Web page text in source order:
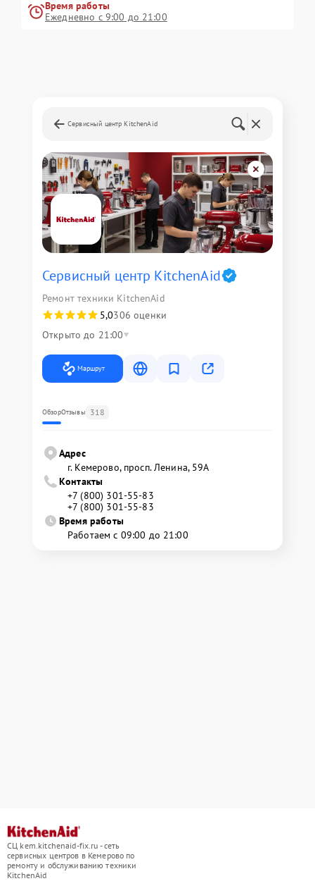
Время работы
Ежедневно с 9:00 до 21:00
Сервисный центр KitchenAid
Сервисный центр KitchenAid
Ремонт техники KitchenAid
5,0306 оценки
Открыто до 21:00
Маршрут
ОбзорОтзывы 318
Адрес
г. Кемерово, просп. Ленина, 59А
Контакты
+7 (800) 301-55-83
+7 (800) 301-55-83
Время работы
Работаем с 09:00 до 21:00
СЦ kem.kitchenaid-fix.ru - сеть
сервисных центров в Кемерово по
ремонту и обслуживанию техники
KitchenAid